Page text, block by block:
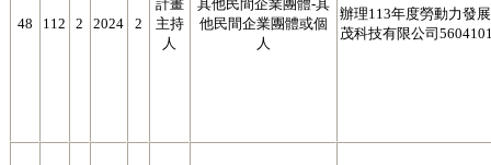
48 112 2 2024 2
計畫
主持
人
其他民間企業團體-其
他民間企業團體或個
人
辦理113年度勞動力發
茂科技有限公司